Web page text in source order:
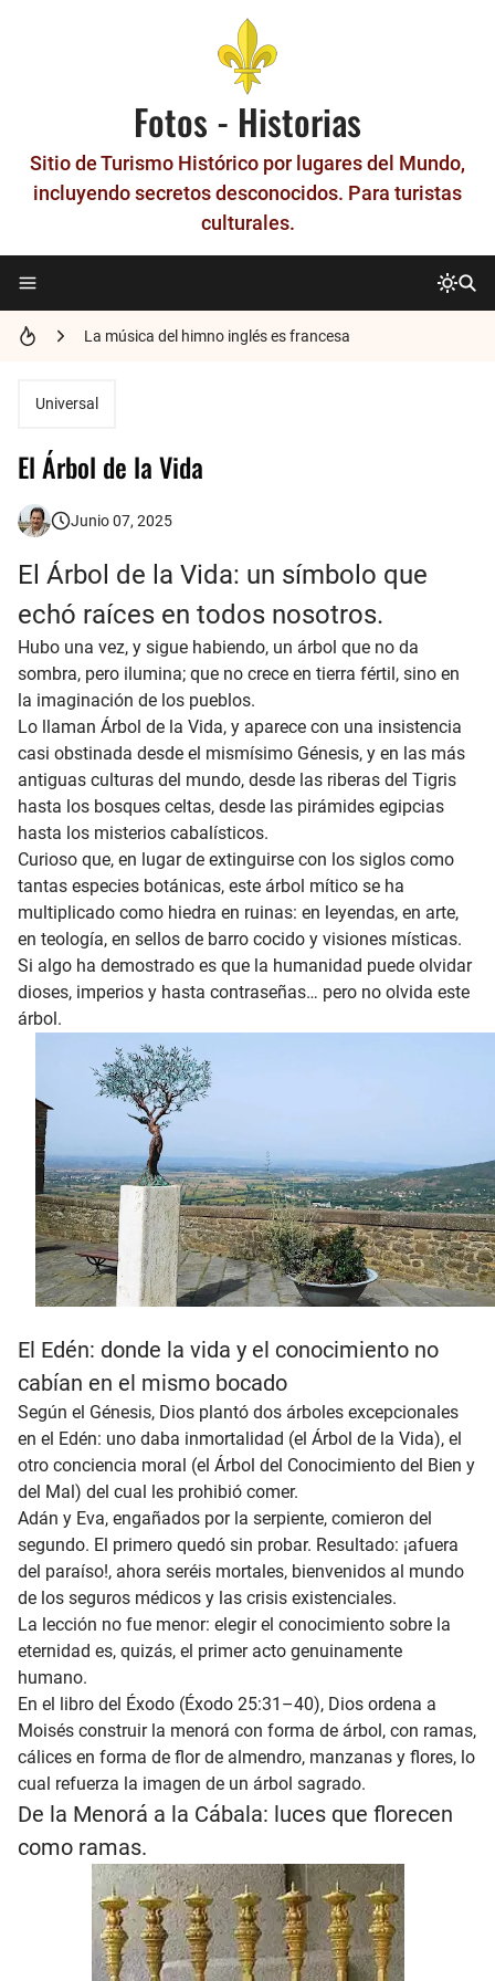
Fotos - Historias
Sitio de Turismo Histórico por lugares del Mundo,
incluyendo secretos desconocidos. Para turistas
culturales.
Historia del Metro Patrón - La unidad que nació en París
Los números en francés
Universal
El Árbol de la Vida
Junio 07, 2025
El Árbol de la Vida: un símbolo que
echó raíces en todos nosotros.
Hubo una vez, y sigue habiendo, un árbol que no da
sombra, pero ilumina; que no crece en tierra fértil, sino en
la imaginación de los pueblos.
Lo llaman Árbol de la Vida, y aparece con una insistencia
casi obstinada desde el mismísimo Génesis, y en las más
antiguas culturas del mundo, desde las riberas del Tigris
hasta los bosques celtas, desde las pirámides egipcias
hasta los misterios cabalísticos.
Curioso que, en lugar de extinguirse con los siglos como
tantas especies botánicas, este árbol mítico se ha
multiplicado como hiedra en ruinas: en leyendas, en arte,
en teología, en sellos de barro cocido y visiones místicas.
Si algo ha demostrado es que la humanidad puede olvidar
dioses, imperios y hasta contraseñas… pero no olvida este
árbol.
El Edén: donde la vida y el conocimiento no
cabían en el mismo bocado
Según el Génesis, Dios plantó dos árboles excepcionales
en el Edén: uno daba inmortalidad (el Árbol de la Vida), el
otro conciencia moral (el Árbol del Conocimiento del Bien y
del Mal) del cual les prohibió comer.
Adán y Eva, engañados por la serpiente, comieron del
segundo. El primero quedó sin probar. Resultado: ¡afuera
del paraíso!, ahora seréis mortales, bienvenidos al mundo
de los seguros médicos y las crisis existenciales.
La lección no fue menor: elegir el conocimiento sobre la
eternidad es, quizás, el primer acto genuinamente
humano.
En el libro del Éxodo (Éxodo 25:31–40), Dios ordena a
Moisés construir la menorá con forma de árbol, con ramas,
cálices en forma de flor de almendro, manzanas y flores, lo
cual refuerza la imagen de un árbol sagrado.
De la Menorá a la Cábala: luces que florecen
como ramas.